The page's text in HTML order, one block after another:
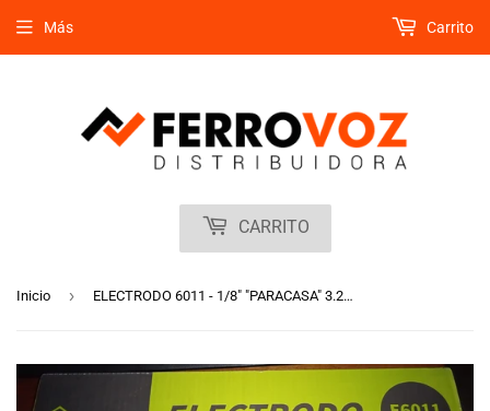
CARRITO
Más Carrito
Inicio › ELECTRODO 6011 - 1/8" "PARACASA" 3.2MM X 350MM (5KG)